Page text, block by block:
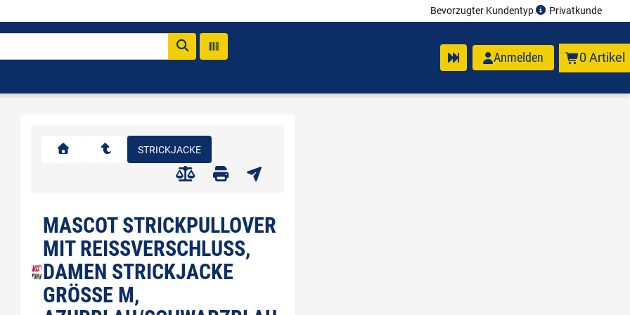
Bevorzugter Kundentyp Privatkunde
Anmelden 0 Artikel
STRICKJACKE
MASCOT STRICKPULLOVER
MIT REISSVERSCHLUSS, D
AMEN STRICKJACKE G
RÖSSE M, AZ